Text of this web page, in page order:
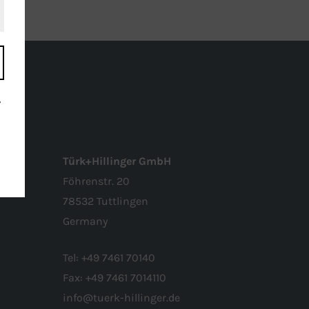
Türk+Hillinger GmbH
Föhrenstr. 20
78532 Tuttlingen
Germany
Tel: +49 7461 70140
Fax: +49 7461 7014110
info@tuerk-hillinger.de